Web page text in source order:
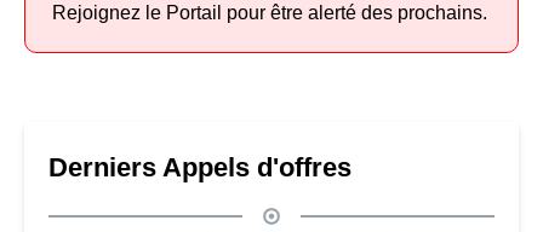
Rejoignez le Portail pour être alerté des prochains.
Derniers Appels d'offres